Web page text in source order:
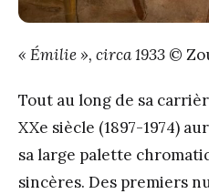
« Émilie », circa 1933 ©
Tout au long de sa
XXe siècle (1897-1974)
sa large palette
sincères. Des premiers